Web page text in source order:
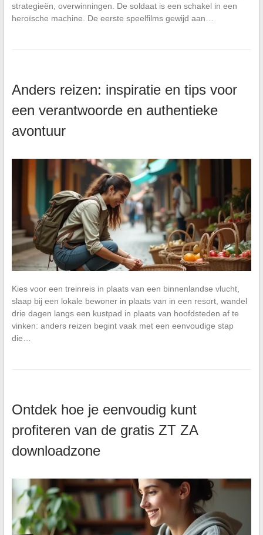
strategieën, overwinningen. De soldaat is een schakel in een
heroïsche machine. De eerste speelfilms gewijd aan…
Anders reizen: inspiratie en tips voor
een verantwoorde en authentieke
avontuur
Kies voor een treinreis in plaats van een binnenlandse vlucht,
slaap bij een lokale bewoner in plaats van in een resort, wandel
drie dagen langs een kustpad in plaats van hoofdsteden af te
vinken: anders reizen begint vaak met een eenvoudige stap
die…
Ontdek hoe je eenvoudig kunt
profiteren van de gratis ZT ZA
downloadzone